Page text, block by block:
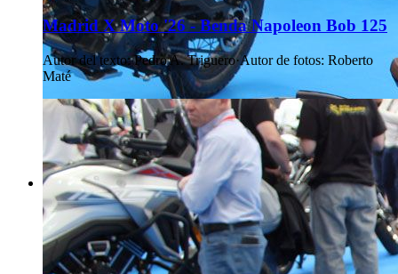
Madrid X Moto '26 - Benda Napoleon Bob 125
Autor del texto: Pedro A. Triguero·Autor de fotos: Roberto
Maté